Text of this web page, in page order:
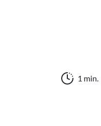
1 min.